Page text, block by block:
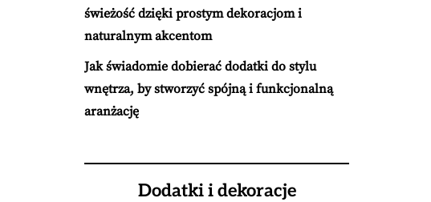
świeżość dzięki prostym dekoracjom i
naturalnym akcentom
Jak świadomie dobierać dodatki do stylu
wnętrza, by stworzyć spójną i funkcjonalną
aranżację
Dodatki i dekoracje